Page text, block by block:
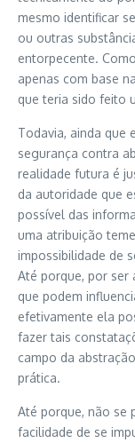
mesmo identificar
ou outras
entorpecente.
apenas com base
que teria sido feito
Todavia, ainda que
segurança contra
realidade futura é
da autoridade que
possível das
uma atribuição
impossibilidade de
Até porque, por ser
que podem
efetivamente ela
fazer tais
campo da
prática.
Até porque, não se
facilidade de se